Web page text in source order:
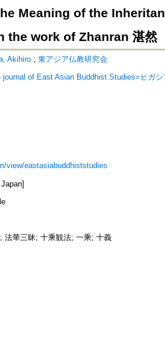
Meaning of the
the work of Zhanran 湛然
Akihiro ; 東アジア仏教研究会
of East Asian Buddhist Studies=ヒガ
view/eastasiabuddhiststudies
法華三昧; 十乘観法; 一乘; 十義